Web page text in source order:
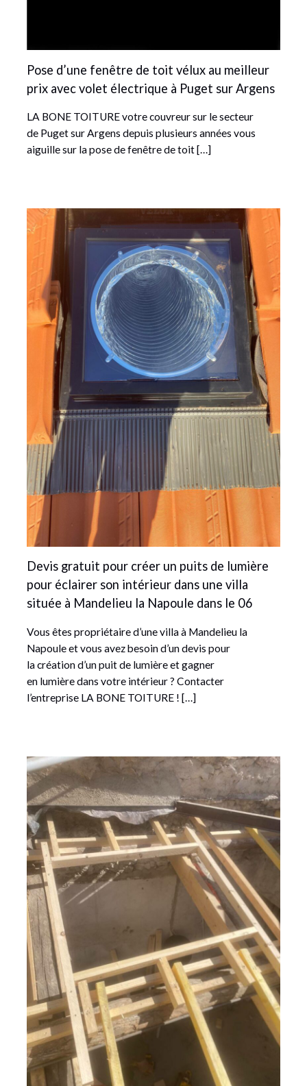
Pose d’une fenêtre de toit vélux au meilleur
prix avec volet électrique à Puget sur Argens
LA BONE TOITURE votre couvreur sur le secteur
de Puget sur Argens depuis plusieurs années vous
aiguille sur la pose de fenêtre de toit […]
Devis gratuit pour créer un puits de lumière
pour éclairer son intérieur dans une villa
située à Mandelieu la Napoule dans le 06
Vous êtes propriétaire d’une villa à Mandelieu la
Napoule et vous avez besoin d’un devis pour
la création d’un puit de lumière et gagner
en lumière dans votre intérieur ? Contacter
l’entreprise LA BONE TOITURE ! […]